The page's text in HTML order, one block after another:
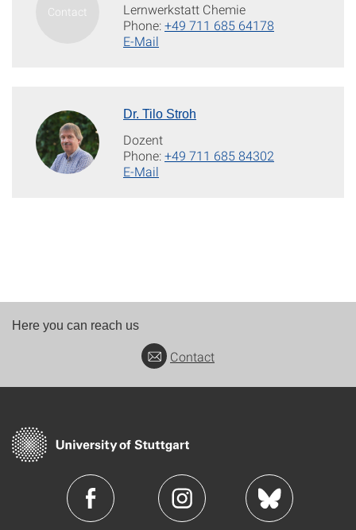
Lernwerkstatt Chemie
Phone:+49 711 685 64178
E-Mail
Dr. Tilo Stroh
Dozent
Phone:+49 711 685 84302
E-Mail
Here you can reach us
Contact